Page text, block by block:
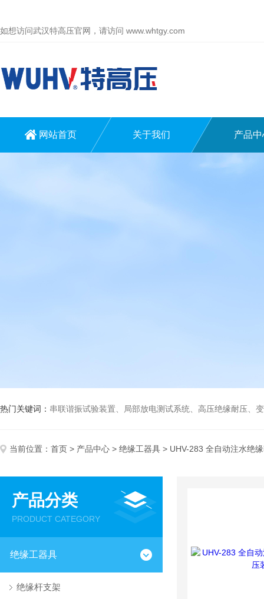
如想访问武汉特高压官网，请访问 www.whtgy.com
网站首页 关于我们 产品中
热门关键词： 串联谐振试验装置、局部放电测试系统、高压绝缘耐压、变
当前位置： 首页 > 产品中心 > 绝缘工器具 > UHV-283 全自动注水绝
产品分类
PRODUCT CATEGORY
绝缘工器具
绝缘杆支架